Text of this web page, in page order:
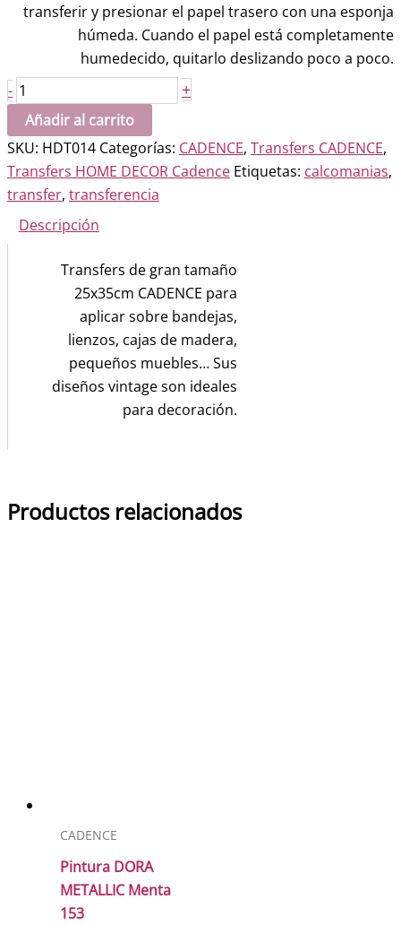
transferir y presionar el papel trasero con una esponja
húmeda. Cuando el papel está completamente
humedecido, quitarlo deslizando poco a poco.
- Transfer
CADENCE
HOME-
DECOR
Coutellerie
cantidad
+
Añadir al carrito
SKU: HDT014 Categorías: CADENCE, Transfers CADENCE,
Transfers HOME DECOR Cadence Etiquetas: calcomanias,
transfer, transferencia
Descripción
Transfers de gran tamaño
25x35cm CADENCE para
aplicar sobre bandejas,
lienzos, cajas de madera,
pequeños muebles… Sus
diseños vintage son ideales
para decoración.
Productos relacionados
CADENCE
Pintura DORA
METALLIC Menta
153